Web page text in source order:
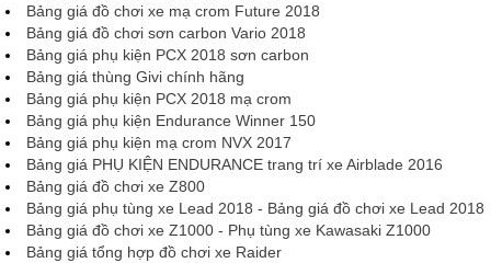
Bảng giá đồ chơi xe mạ crom Future 2018
Bảng giá đồ chơi sơn carbon Vario 2018
Bảng giá phụ kiện PCX 2018 sơn carbon
Bảng giá thùng Givi chính hãng
Bảng giá phụ kiện PCX 2018 mạ crom
Bảng giá phụ kiện Endurance Winner 150
Bảng giá phụ kiện mạ crom NVX 2017
Bảng giá PHỤ KIỆN ENDURANCE trang trí xe Airblade 2016
Bảng giá đồ chơi xe Z800
Bảng giá phụ tùng xe Lead 2018 - Bảng giá đồ chơi xe Lead 2018
Bảng giá đồ chơi xe Z1000 - Phụ tùng xe Kawasaki Z1000
Bảng giá tổng hợp đồ chơi xe Raider